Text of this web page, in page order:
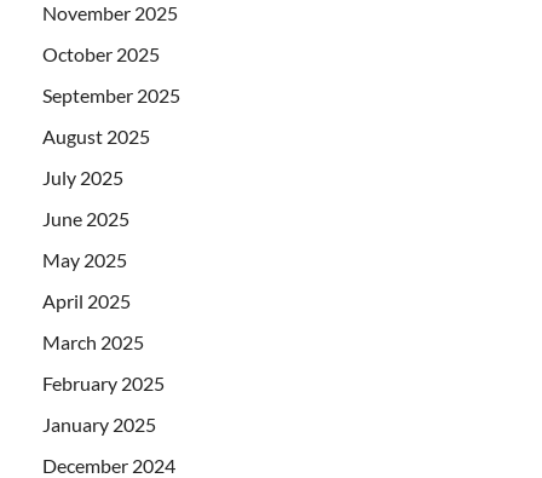
November 2025
October 2025
September 2025
August 2025
July 2025
June 2025
May 2025
April 2025
March 2025
February 2025
January 2025
December 2024